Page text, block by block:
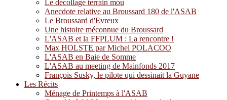
Le décollage terrain mou
Anecdote relative au Broussard 180 de l'ASAB
Le Broussard d'Evreux
Une histoire méconnue du Broussard
L'ASAB et la FFPLUM : La rencontre !
Max HOLSTE par Michel POLACOO
L'ASAB en Baie de Somme
L'ASAB au meeting de Mainfonds 2017
François Susky, le pilote qui dessinait la Guyane
Les Récits
Ménage de Printemps à l'ASAB